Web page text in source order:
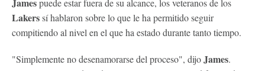
Jamespuede estar fuera de su alcance, los veteranos de los
Lakerssí hablaron sobre lo que le ha permitido seguir
compitiendo al nivel en el que ha estado durante tanto tiempo.
"Simplemente no desenamorarse del proceso", dijoJames.